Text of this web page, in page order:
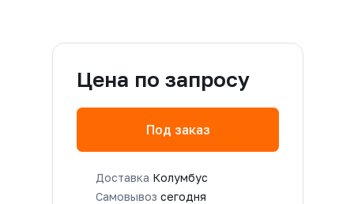
Цена по запросу
Под заказ
Доставка Колумбус
Самовывоз сегодня